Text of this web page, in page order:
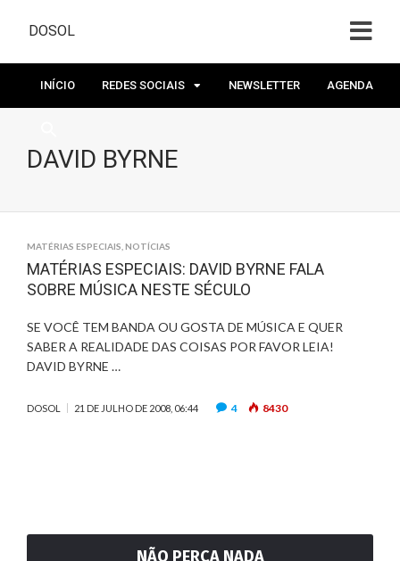
DOSOL
INÍCIO REDES SOCIAIS NEWSLETTER AGENDA
DAVID BYRNE
MATÉRIAS ESPECIAIS NOTÍCIAS
MATÉRIAS ESPECIAIS: DAVID BYRNE FALA
SOBRE MÚSICA NESTE SÉCULO
SE VOCÊ TEM BANDA OU GOSTA DE MÚSICA E QUER
SABER A REALIDADE DAS COISAS POR FAVOR LEIA!
DAVID BYRNE …
DOSOL 21 DE JULHO DE 2008, 06:44 4 8430
NÃO PERCA NADA